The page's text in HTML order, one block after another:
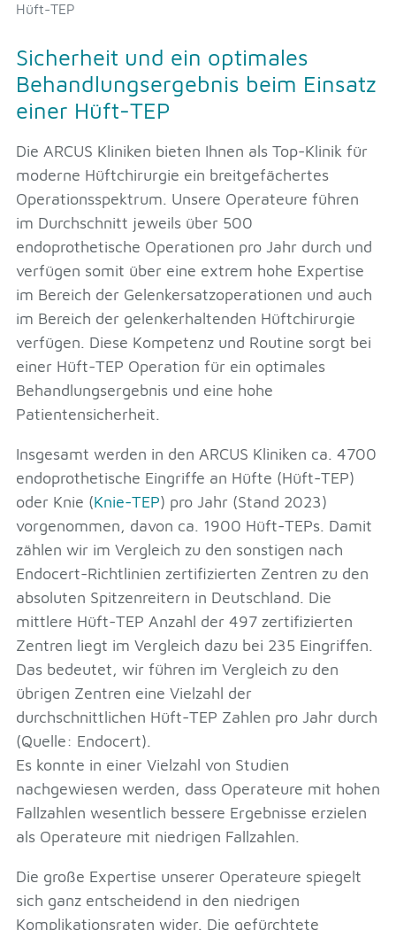
Hüft-TEP
Sicherheit und ein optimales
Behandlungsergebnis beim Einsatz
einer Hüft-TEP
Die ARCUS Kliniken bieten Ihnen als Top-Klinik für
moderne Hüftchirurgie ein breitgefächertes
Operationsspektrum. Unsere Operateure führen
im Durchschnitt jeweils über 500
endoprothetische Operationen pro Jahr durch und
verfügen somit über eine extrem hohe Expertise
im Bereich der Gelenkersatzoperationen und auch
im Bereich der gelenkerhaltenden Hüftchirurgie
verfügen. Diese Kompetenz und Routine sorgt bei
einer Hüft-TEP Operation für ein optimales
Behandlungsergebnis und eine hohe
Patientensicherheit.
Insgesamt werden in den ARCUS Kliniken ca. 4700
endoprothetische Eingriffe an Hüfte (Hüft-TEP)
oder Knie (Knie-TEP) pro Jahr (Stand 2023)
vorgenommen, davon ca. 1900 Hüft-TEPs. Damit
zählen wir im Vergleich zu den sonstigen nach
Endocert-Richtlinien zertifizierten Zentren zu den
absoluten Spitzenreitern in Deutschland. Die
mittlere Hüft-TEP Anzahl der 497 zertifizierten
Zentren liegt im Vergleich dazu bei 235 Eingriffen.
Das bedeutet, wir führen im Vergleich zu den
übrigen Zentren eine Vielzahl der
durchschnittlichen Hüft-TEP Zahlen pro Jahr durch
(Quelle: Endocert).
Es konnte in einer Vielzahl von Studien
nachgewiesen werden, dass Operateure mit hohen
Fallzahlen wesentlich bessere Ergebnisse erzielen
als Operateure mit niedrigen Fallzahlen.
Die große Expertise unserer Operateure spiegelt
sich ganz entscheidend in den niedrigen
Komplikationsraten wider. Die gefürchtete